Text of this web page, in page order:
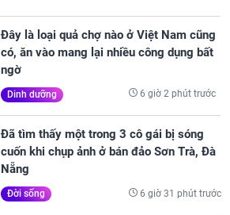
Đây là loại quả chợ nào ở Việt Nam cũng
có, ăn vào mang lại nhiều công dụng bất
ngờ
Dinh dưỡng 6 giờ 2 phút trước
Đã tìm thấy một trong 3 cô gái bị sóng
cuốn khi chụp ảnh ở bán đảo Sơn Trà, Đà
Nẵng
Đời sống 6 giờ 31 phút trước